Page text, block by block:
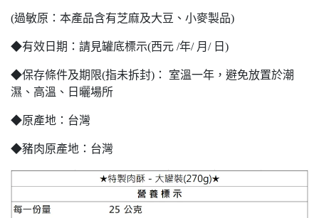
(過敏原：本產品含有芝麻及大豆、小麥製品)
◆有效日期：請見罐底標示(西元 /年/ 月/ 日)
◆保存條件及期限(指未拆封)： 室溫一年，避免放置於潮
濕、高溫、日曬場所
◆原產地：台灣
◆豬肉原產地：台灣